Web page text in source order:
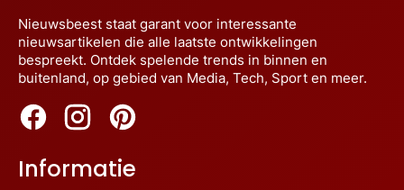
Nieuwsbeest staat garant voor interessante
nieuwsartikelen die alle laatste ontwikkelingen
bespreekt. Ontdek spelende trends in binnen en
buitenland, op gebied van Media, Tech, Sport en meer.
Informatie